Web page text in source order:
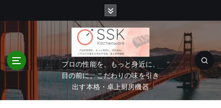
ン
へ
移
プロの性能を、もっと身近に、
目の前に。こだわりの味を引き
出す本格・卓上厨房機器